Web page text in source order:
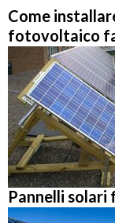
Come
fotovoltaico
Pannelli